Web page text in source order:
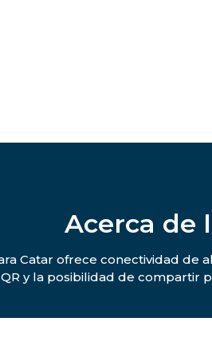
Acerca de
Catar ofrece conectividad
y la posibilidad de compartir